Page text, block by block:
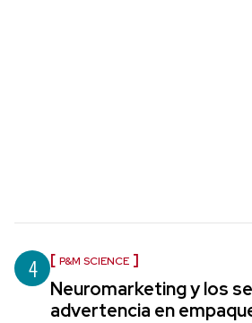
4 P&M SCIENCE
Neuromarketing y los
advertencia en